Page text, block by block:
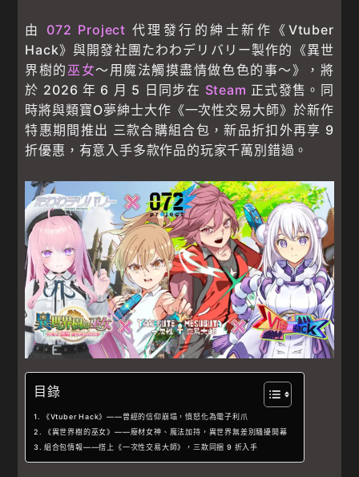
由 072 Project 代理發行的紳士新作《Vtuber
Hack》與開發社團たわわデリバリー製作的《異世
界樹的 巫女～用魔法觸摸盡情做色色的事～》，將
於 2026 年 6 月 5 日同步在 Steam 正式發售。同
時將與類寶O夢紳士大作《一次性交易大師》於新作
特惠期間推出 三款合購組合包，新品折扣外再享 9
折優惠，有意入手多款作品的玩家千萬別錯過。
目錄
《Vtuber Hack》——曾經的信仰崩塌，憤怒化為電子利爪
《異世界樹的巫女》——廢材女神、魔法加持，異世界無差別騷擾開幕
組合包情報——搭上《一次性交易大師》，三款同捆 9 折入手